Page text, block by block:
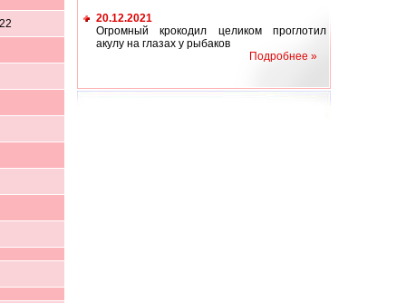
20.12.2021
Огромный крокодил целиком проглотил
акулу на глазах у рыбаков
Подробнее »